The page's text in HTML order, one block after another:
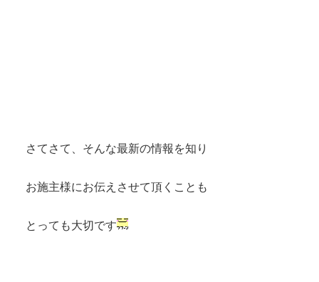
さてさて、そんな最新の情報を知り
お施主様にお伝えさせて頂くことも
とっても大切です